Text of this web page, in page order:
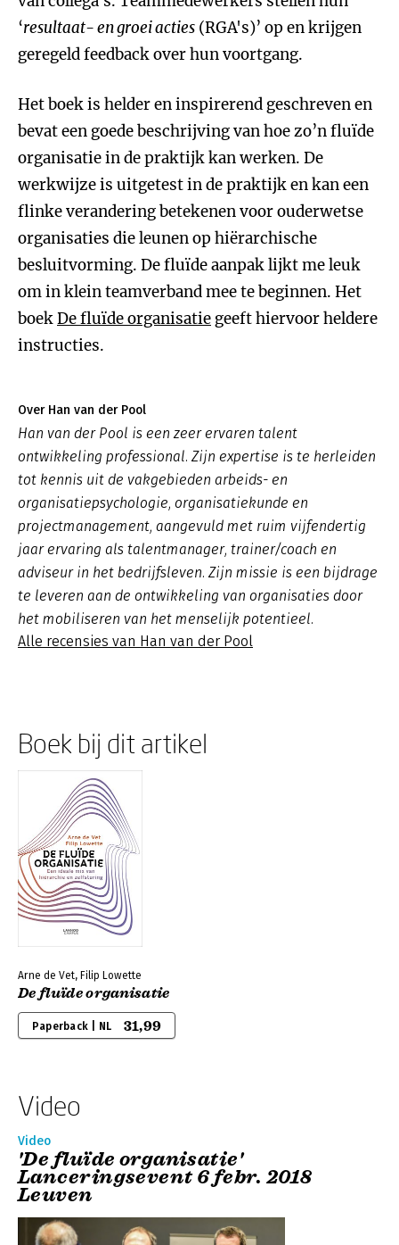
‘resultaat- en groei acties (RGA's)’ op en krijgen
geregeld feedback over hun voortgang.
Het boek is helder en inspirerend geschreven en
bevat een goede beschrijving van hoe zo’n fluïde
organisatie in de praktijk kan werken. De
werkwijze is uitgetest in de praktijk en kan een
flinke verandering betekenen voor ouderwetse
organisaties die leunen op hiërarchische
besluitvorming. De fluïde aanpak lijkt me leuk
om in klein teamverband mee te beginnen. Het
boekDe fluïde organisatie geeft hiervoor heldere
instructies.
Over Han van der Pool
Han van der Pool is een zeer ervaren talent
ontwikkeling professional. Zijn expertise is te herleiden
tot kennis uit de vakgebieden arbeids- en
organisatiepsychologie, organisatiekunde en
projectmanagement, aangevuld met ruim vijfendertig
jaar ervaring als talentmanager, trainer/coach en
adviseur in het bedrijfsleven. Zijn missie is een bijdrage
te leveren aan de ontwikkeling van organisaties door
het mobiliseren van het menselijk potentieel.
Alle recensies van Han van der Pool
Boek bij dit artikel
Arne de Vet, Filip Lowette
De fluïde organisatie
Paperback | NL 31,99
Video
Video
'De fluïde organisatie'
Lanceringsevent 6 febr. 2018
Leuven